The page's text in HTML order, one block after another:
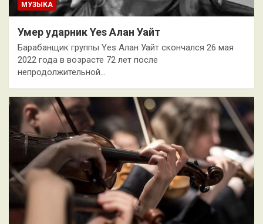
МУЗЫКА
Умер ударник Yes Алан Уайт
Барабанщик группы Yes Алан Уайт скончался 26 мая
2022 года в возрасте 72 лет после
непродолжительной…